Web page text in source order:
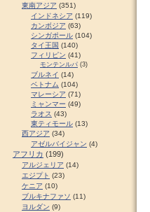
東南アジア (351)
インドネシア (119)
カンボジア (63)
シンガポール (104)
タイ王国 (140)
フィリピン (41)
モンテンルパ (3)
ブルネイ (14)
ベトナム (104)
マレーシア (71)
ミャンマー (49)
ラオス (43)
東ティモール (13)
西アジア (34)
アゼルバイジャン (4)
アフリカ (199)
アルジェリア (14)
エジプト (23)
ケニア (10)
ブルキナファソ (11)
ヨルダン (9)